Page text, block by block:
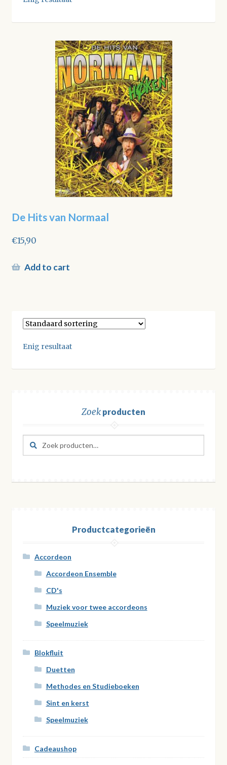
De Hits van Normaal
€15,90
Add to cart
Enig resultaat
Zoekproducten
Zoeken
naar:
Zoeken
Productcategorieën
Accordeon
Accordeon Ensemble
CD's
Muziek voor twee accordeons
Speelmuziek
Blokfluit
Duetten
Methodes en Studieboeken
Sint en kerst
Speelmuziek
Cadeaushop